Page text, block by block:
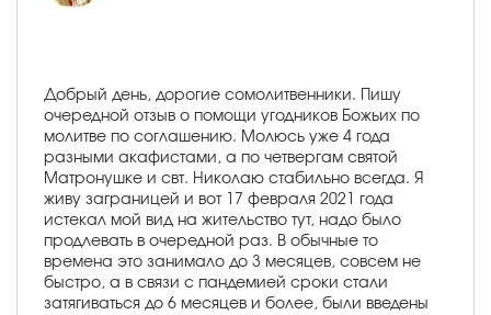
Добрый день, дорогие сомолитвенники. Пишу
очередной отзыв о помощи угодников Божьих по
молитве по соглашению. Молюсь уже 4 года
разными акафистами, а по четвергам святой
Матронушке и свт. Николаю стабильно всегда. Я
живу заграницей и вот 17 февраля 2021 года
истекал мой вид на жительство тут, надо было
продлевать в очередной раз. В обычные то
времена это занимало до 3 месяцев, совсем не
быстро, а в связи с пандемией сроки стали
затягиваться до 6 месяцев и более, были введены